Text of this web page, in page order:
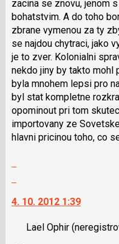
zacina se znovu, jenom
bohatstvim. A do toho
zbrane vymenou za ty
se najdou chytraci, jako
je to zver. Kolonialni
nekdo jiny by takto mohl
byla mnohem lepsi pro
byl stat kompletne
opominout pri tom
importovany ze
hlavni pricinou toho, co
další
názor.
4. 10. 2012 1:39
Lael Ophir